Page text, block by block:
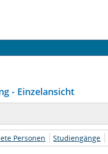
- Einzelansicht
Personen Studiengänge